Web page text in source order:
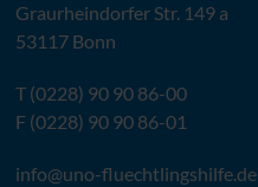
Graurheindorfer Str. 149 a
53117 Bonn
T (0228) 90 90 86-00
F (0228) 90 90 86-01
info@uno-fluechtlingshilfe.de